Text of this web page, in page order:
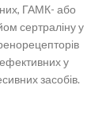
ГАМК- або
сертраліну у
у
засобів.